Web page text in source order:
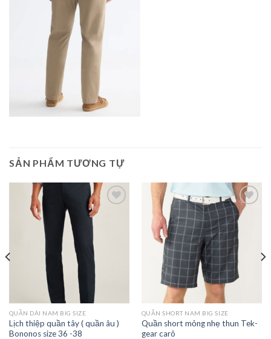
SẢN PHẨM TƯƠNG TỰ
QUẦN DÀI NAM BIG SIZE
Lịch thiệp quần tây ( quần âu )
Bononos size 36 -38
Add to
Wishlist
QUẦN SHORT NAM BIG SIZE
Quần short mỏng nhẹ thun Tek-
gear carô